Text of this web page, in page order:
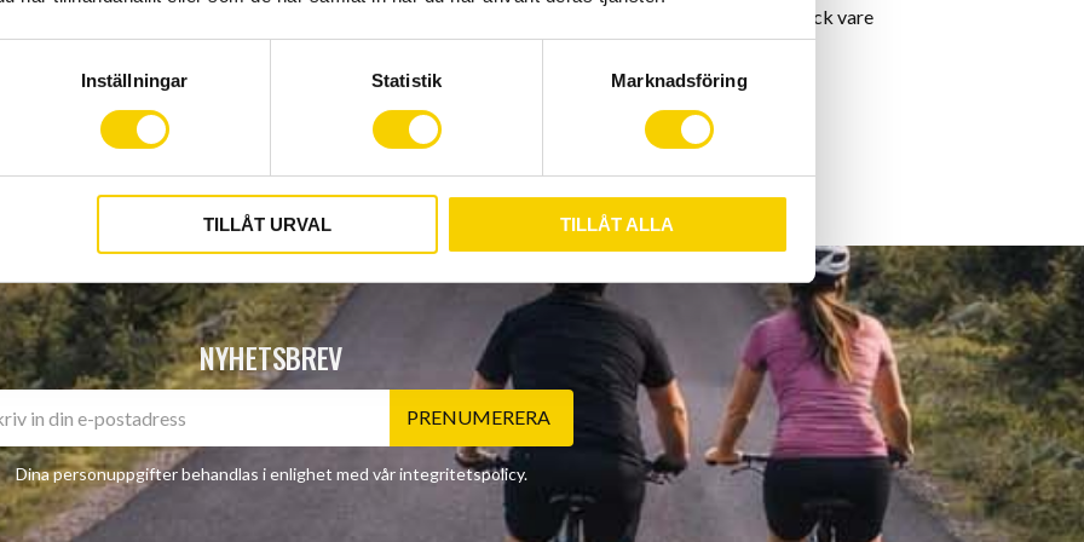
Inställningar Statistik Marknadsföring
TILLÅT URVAL TILLÅT ALLA
tas isär vid återvinning och erbjuder extra rotationsskydd tack vare
KinetiCore‑tekniken.
NYHETSBREV
PRENUMERERA
Dina personuppgifter behandlas i enlighet med vårintegritetspolicy.